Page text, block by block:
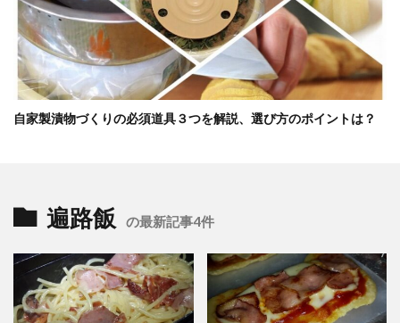
自家製漬物づくりの必須道具３つを解説、選び方のポイントは？
遍路飯 の最新記事4件